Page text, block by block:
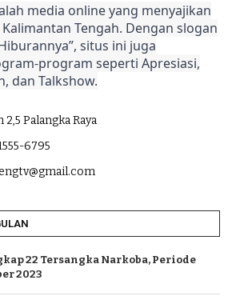
media online yang menyajikan
Tengah. Dengan slogan
situs ini juga
program seperti Apresiasi,
dan Talkshow.
Palangka Raya
6795
22 Tersangka Narkoba, Periode
2023